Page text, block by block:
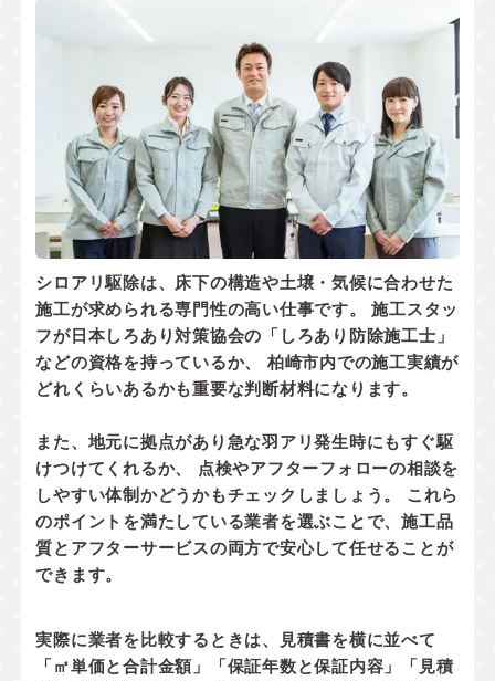
シロアリ駆除は、床下の構造や土壌・気候に合わせた
施工が求められる専門性の高い仕事です。 施工スタッ
フが日本しろあり対策協会の「しろあり防除施工士」
などの資格を持っているか、 柏崎市内での施工実績が
どれくらいあるかも重要な判断材料になります。
また、地元に拠点があり 急な羽アリ発生時にもすぐ駆
けつけてくれるか、 点検やアフターフォローの相談を
しやすい体制かどうかもチェックしましょう。 これら
のポイントを満たしている業者を選ぶことで、施工品
質とアフターサービスの両方で安心して任せることが
できます。
実際に業者を比較するときは、見積書を横に並べて
「㎡単価と合計金額」「保証年数と保証内容」「見積